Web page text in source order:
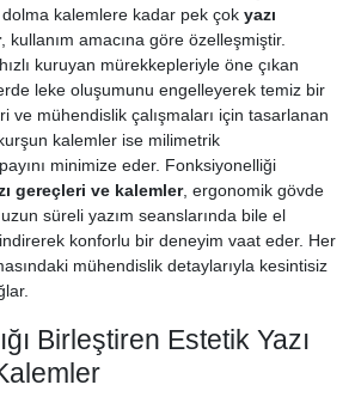
kalemlere kadar pek çok yazı
, kullanım amacına göre özelleşmiştir.
kuruyan mürekkepleriyle öne çıkan
leke oluşumunu engelleyerek temiz bir
ve mühendislik çalışmaları için tasarlanan
kalemler ise milimetrik
minimize eder. Fonksiyonelliği
gereçleri ve kalemler, ergonomik gövde
süreli yazım seanslarında bile el
konforlu bir deneyim vaat eder. Her
mühendislik detaylarıyla kesintisiz
Birleştiren Estetik Yazı